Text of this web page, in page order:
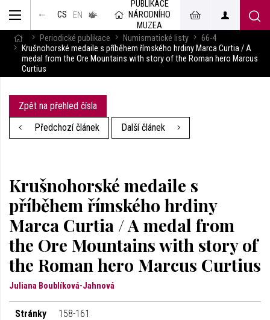
CS EN
v českém
jazyce
PUBLIKACE
NÁRODNÍHO
MUZEA
Periodické publikace
Numismatické listy
66-4
Krušnohorské medaile s příběhem římského hrdiny Marca Curtia / A
medal from the Ore Mountains with story of the Roman hero Marcus
Curtius
Zpět na přehled čísla
Předchozí článek
Další článek
Krušnohorské medaile s
příběhem římského hrdiny
Marca Curtia / A medal from
the Ore Mountains with story of
the Roman hero Marcus Curtius
Juliana Boublíková-Jahnová
Stránky 158-161